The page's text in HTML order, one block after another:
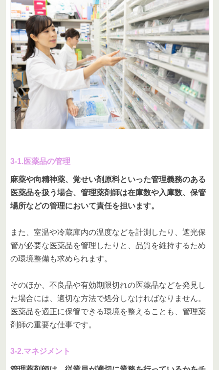
3-1.医薬品の管理
麻薬や向精神薬、覚せい剤原料といった管理義務のある
医薬品を扱う場合、管理薬剤師は在庫数や入庫数、保管
場所などの管理において責任を担います。
また、室温や冷蔵庫内の温度などを計測したり、遮光保
管が必要な医薬品を管理したりと、品質を維持するため
の環境整備も求められます。
そのほか、不良品や有効期限切れの医薬品などを発見し
た場合には、適切な方法で処分しなければなりません。
医薬品を適正に保管できる環境を整えることも、管理薬
剤師の重要な仕事です。
3-2.マネジメント